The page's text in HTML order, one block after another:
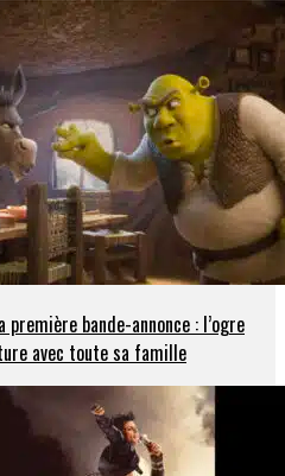
première bande-annonce : l’ogre
avec toute sa famille